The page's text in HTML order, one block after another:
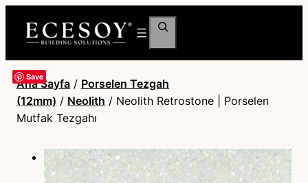
Ara
Save
Ana Sayfa / Porselen Tezgah
(12mm) / Neolith / Neolith Retrostone | Porselen
Mutfak Tezgahı